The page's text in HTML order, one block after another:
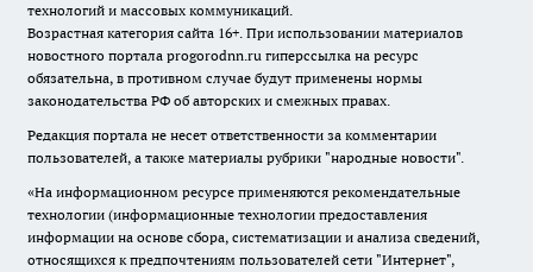
технологий и массовых коммуникаций.
Возрастная категория сайта 16+. При использовании материалов
новостного портала progorodnn.ru гиперссылка на ресурс
обязательна, в противном случае будут применены нормы
законодательства РФ об авторских и смежных правах.
Редакция портала не несет ответственности за комментарии
пользователей, а также материалы рубрики "народные новости".
«На информационном ресурсе применяются рекомендательные
технологии (информационные технологии предоставления
информации на основе сбора, систематизации и анализа сведений,
относящихся к предпочтениям пользователей сети "Интернет",